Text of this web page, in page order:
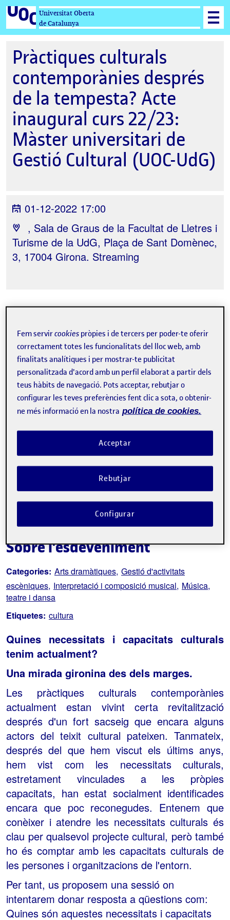
Universitat Oberta
de Catalunya
Pràctiques culturals
contemporànies després
de la tempesta? Acte
inaugural curs 22/23:
Màster universitari de
Gestió Cultural (UOC-UdG)
01-12-2022 17:00
, Sala de Graus de la Facultat de Lletres i
Turisme de la UdG, Plaça de Sant Domènec,
3, 17004 Girona. Streaming
Tweet
La inscripció ha finalitzat.
Inscriure-s'hi
Contacte
Sobre l'esdeveniment
Categories: Arts dramàtiques Gestió d'activitats
escèniques Interpretació i composició musical Música,
teatre i dansa
Etiquetes: cultura
Quines necessitats i capacitats culturals
tenim actualment?
Una mirada gironina des dels marges.
Les pràctiques culturals contemporànies
actualment estan vivint certa revitalització
després d'un fort sacseig que encara alguns
actors del teixit cultural pateixen. Tanmateix,
després del que hem viscut els últims anys,
hem vist com les necessitats culturals,
estretament vinculades a les pròpies
capacitats, han estat socialment identificades
encara que poc reconegudes. Entenem que
conèixer i atendre les necessitats culturals és
clau per qualsevol projecte cultural, però també
ho és comptar amb les capacitats culturals de
les persones i organitzacions de l'entorn.
Per tant, us proposem una sessió on
intentarem donar resposta a qüestions com:
Quines són aquestes necessitats i capacitats
Fem servircookies pròpies i de tercers per poder-te oferir
correctament totes les funcionalitats del lloc web, amb
finalitats analítiques i per mostrar-te publicitat
personalitzada d'acord amb un perfil elaborat a partir dels
teus hàbits de navegació. Pots acceptar, rebutjar o
configurar les teves preferències fent clic a sota, o obtenir-
ne més informació en la nostra política de cookies.
Rebutjar
Acceptar
Configurar